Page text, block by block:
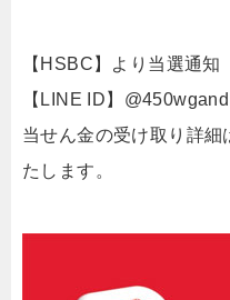
【HSBC】より当選通知
【LINE ID】@450wgand
当せん金の受け取り詳
たします。